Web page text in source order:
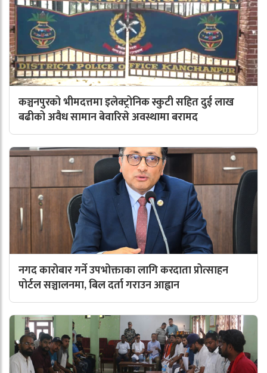
कञ्चनपुरको भीमदत्तमा इलेक्ट्रोनिक स्कुटी सहित दुई लाख
बढीको अवैध सामान बेवारिसे अवस्थामा बरामद
नगद कारोबार गर्ने उपभोक्ताका लागि करदाता प्रोत्साहन
पोर्टल सञ्चालनमा, बिल दर्ता गराउन आह्वान